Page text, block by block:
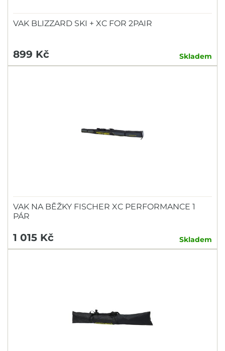
VAK BLIZZARD SKI + XC FOR 2PAIR
899 Kč Skladem
VAK NA BĚŽKY FISCHER XC PERFORMANCE 1
PÁR
1 015 Kč Skladem